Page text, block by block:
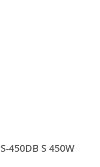
450DB S 450W